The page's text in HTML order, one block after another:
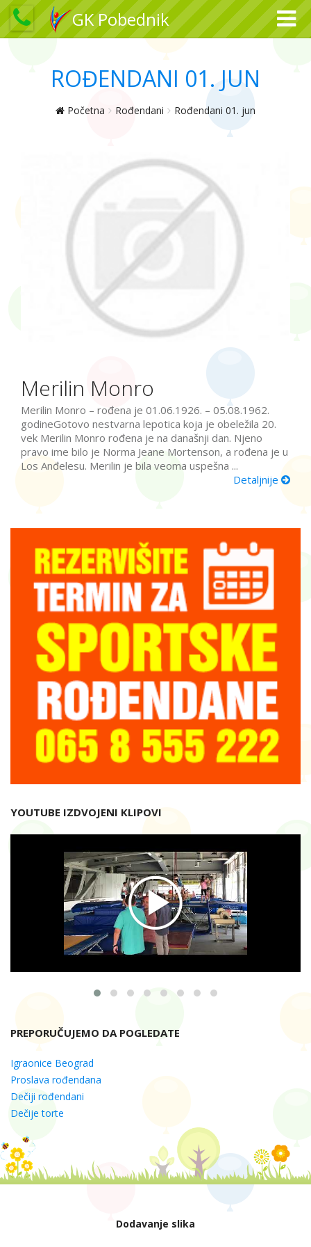
GK Pobednik
ROĐENDANI 01. JUN
Početna Rođendani Rođendani 01. jun
Merilin Monro
Merilin Monro – rođena je 01.06.1926. – 05.08.1962.
godineGotovo nestvarna lepotica koja je obeležila 20.
vek Merilin Monro rođena je na današnji dan. Njeno
pravo ime bilo je Norma Jeane Mortenson, a rođena je u
Los Anđelesu. Merilin je bila veoma uspešna ...
Detaljnije
YOUTUBE IZDVOJENI KLIPOVI
PREPORUČUJEMO DA POGLEDATE
Igraonice Beograd
Proslava rođendana
Dečiji rođendani
Dečije torte
Dodavanje slika